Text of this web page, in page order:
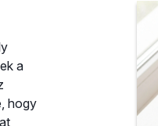
a
hogy